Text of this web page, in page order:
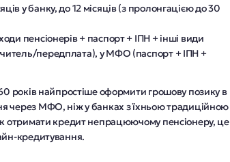
у банку, до 12 місяців (з пролонгацією до 30
пенсіонерів + паспорт + ІПН + інші види
передплата), у МФО (паспорт + ІПН +
років найпростіше оформити грошову позику в
через МФО, ніж у банках з їхньою традиційною
отримати кредит непрацюючому пенсіонеру, це
кредитування.